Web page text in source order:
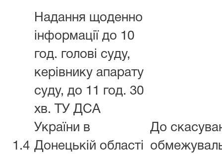
1.4
Надання щоденно
інформації до 10
год. голові суду,
керівнику апарату
суду, до 11 год. 30
хв. ТУ ДСА
України в
Донецькій області
До